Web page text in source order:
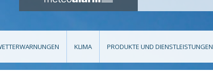
KLIMA PRODUKTE UND DIENSTLEISTUNGEN